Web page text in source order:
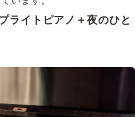
ライトピアノ＋夜のひと